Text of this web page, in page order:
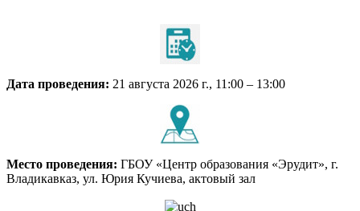
Дата проведения: 21 августа 2026 г., 11:00 – 13:00
Место проведения: ГБОУ «Центр образования «Эрудит», г.
Владикавказ, ул. Юрия Кучиева, актовый зал